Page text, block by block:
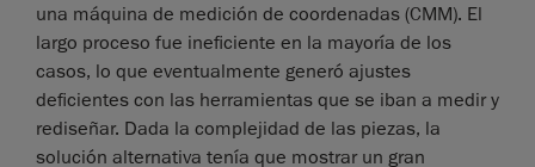
una máquina de medición de coordenadas (CMM). El
largo proceso fue ineficiente en la mayoría de los
casos, lo que eventualmente generó ajustes
deficientes con las herramientas que se iban a medir y
rediseñar. Dada la complejidad de las piezas, la
solución alternativa tenía que mostrar un gran